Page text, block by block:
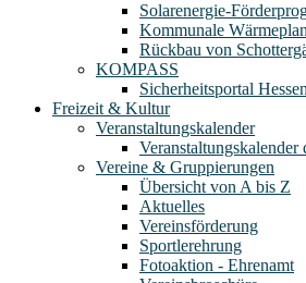
Solarenergie-
Kommunale
Rückbau von
KOMPASS
Sicherheitsportal Hessen
Freizeit & Kultur
Veranstaltungskalender
Veranstaltungskalender
Vereine & Gruppierungen
Übersicht von A bis Z
Aktuelles
Vereinsförderung
Sportlerehrung
Fotoaktion - Ehrenamt